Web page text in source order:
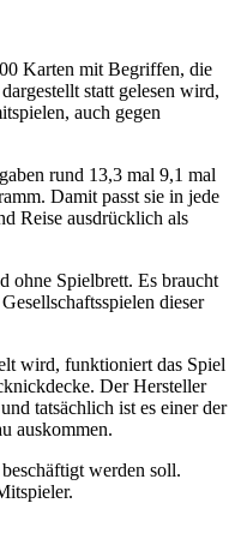
Karten mit Begriffen, die
statt gelesen wird,
auch gegen
rund 13,3 mal 9,1 mal
Damit passt sie in jede
Reise ausdrücklich als
ohne Spielbrett. Es braucht
dieser
wird, funktioniert das Spiel
Der Hersteller
tatsächlich ist es einer der
auskommen.
werden soll.